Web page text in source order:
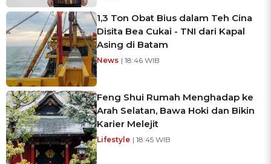
1,3 Ton Obat Bius dalam Teh Cina
Disita Bea Cukai - TNI dari Kapal
Asing di Batam
News | 18:46 WIB
Feng Shui Rumah Menghadap ke
Arah Selatan, Bawa Hoki dan Bikin
Karier Melejit
Lifestyle | 18:45 WIB